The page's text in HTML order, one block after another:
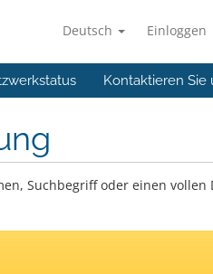
Deutsch Einloggen
Kontaktieren Sie
Suchbegriff oder einen